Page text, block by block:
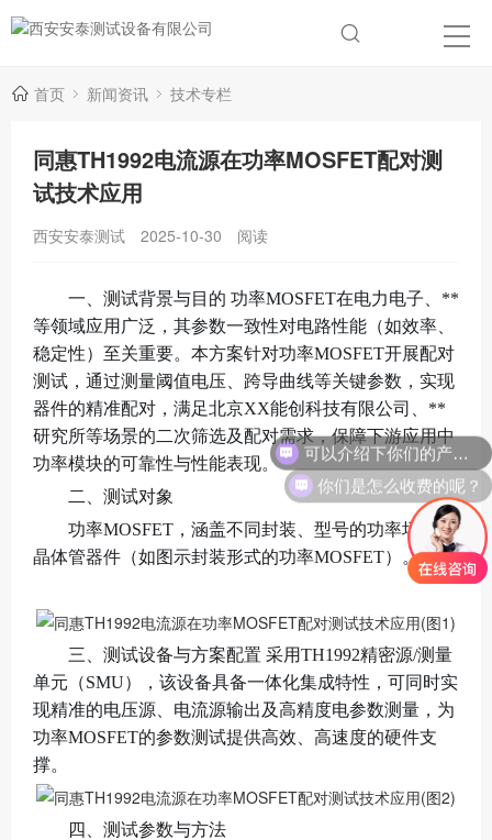
首页 新闻资讯 技术专栏
同惠TH1992电流源在功率MOSFET配对测
试技术应用
西安安泰测试 2025-10-30 阅读
一、测试背景与目的 功率MOSFET在电力电子、**
等领域应用广泛，其参数一致性对电路性能（如效率、
稳定性）至关重要。本方案针对功率MOSFET开展配对
测试，通过测量阈值电压、跨导曲线等关键参数，实现
器件的精准配对，满足北京XX能创科技有限公司、**
研究所等场景的二次筛选及配对需求，保障下游应用中
功率模块的可靠性与性能表现。
二、测试对象
功率MOSFET，涵盖不同封装、型号的功率场效应
晶体管器件（如图示封装形式的功率MOSFET）。
三、测试设备与方案配置 采用TH1992精密源/测量
单元（SMU），该设备具备一体化集成特性，可同时实
现精准的电压源、电流源输出及高精度电参数测量，为
功率MOSFET的参数测试提供高效、高速度的硬件支
撑。
四、测试参数与方法
可以介绍下你们的产品么？
你们是怎么收费的呢？